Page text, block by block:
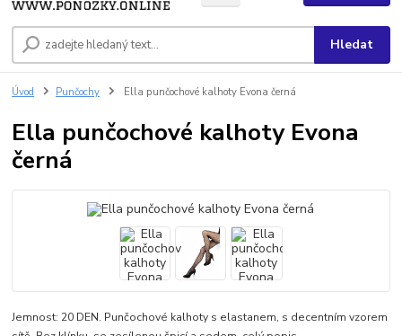
Hledat
Úvod Punčochy Ella punčochové kalhoty Evona černá
Ella punčochové kalhoty Evona
černá
Jemnost: 20 DEN. Punčochové kalhoty s elastanem, s decentním vzorem